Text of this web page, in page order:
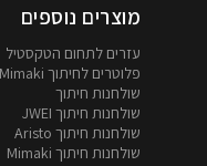
מוצרים נוספים
עזרים לתחום הטקסטיל
פלוטרים לחיתוך Mimaki
שולחנות חיתוך
שולחנות חיתוך JWEI
שולחנות חיתוך Aristo
שולחנות חיתוך Mimaki